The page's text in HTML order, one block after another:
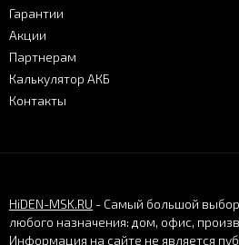
Гарантии
Акции
Партнерам
Калькулятор АКБ
Контакты
HiDEN-MSK.RU - Самый большой выбор
любого назначения: дом, офис,
Информация на сайте не является